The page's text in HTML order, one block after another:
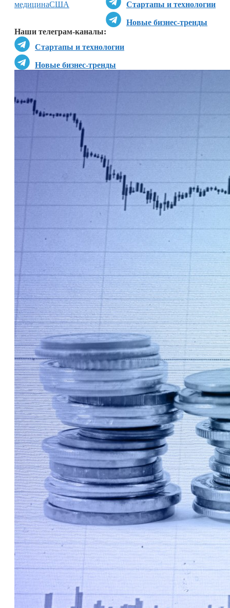
Стартапы и технологии
Новые бизнес-тренды
Наши телеграм-каналы:
Стартапы и технологии
Новые бизнес-тренды
медицинаСША